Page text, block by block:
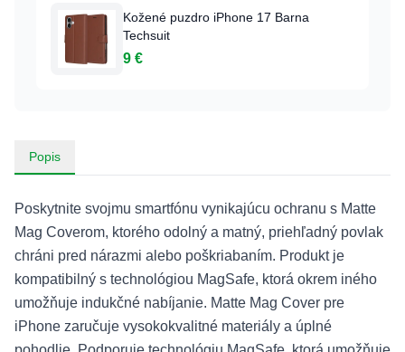
Kožené puzdro iPhone 17 Barna
Techsuit
9 €
Popis
Poskytnite svojmu smartfónu vynikajúcu ochranu s Matte
Mag Coverom, ktorého odolný a matný, priehľadný povlak
chráni pred nárazmi alebo poškriabaním. Produkt je
kompatibilný s technológiou MagSafe, ktorá okrem iného
umožňuje indukčné nabíjanie. Matte Mag Cover pre
iPhone zaručuje vysokokvalitné materiály a úplné